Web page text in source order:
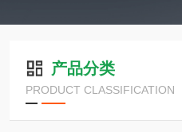
产品分类
PRODUCT CLASSIFICATION